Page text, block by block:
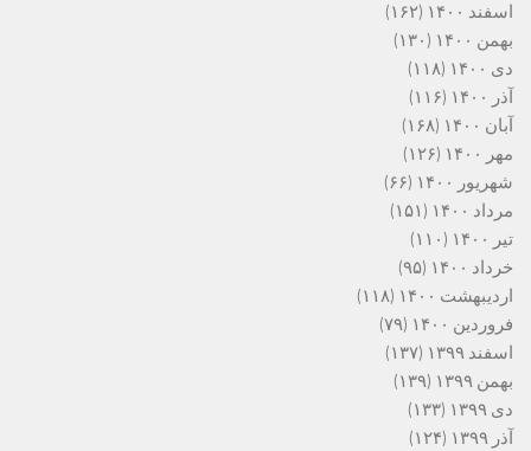
اسفند ۱۴۰۰
(۱۶۲)
بهمن ۱۴۰۰
(۱۳۰)
دی ۱۴۰۰
(۱۱۸)
آذر ۱۴۰۰
(۱۱۶)
آبان ۱۴۰۰
(۱۶۸)
مهر ۱۴۰۰
(۱۲۶)
شهریور ۱۴۰۰
(۶۶)
مرداد ۱۴۰۰
(۱۵۱)
تیر ۱۴۰۰
(۱۱۰)
خرداد ۱۴۰۰
(۹۵)
اردیبهشت ۱۴۰۰
(۱۱۸)
فروردین ۱۴۰۰
(۷۹)
اسفند ۱۳۹۹
(۱۳۷)
بهمن ۱۳۹۹
(۱۳۹)
دی ۱۳۹۹
(۱۳۳)
آذر ۱۳۹۹
(۱۲۴)